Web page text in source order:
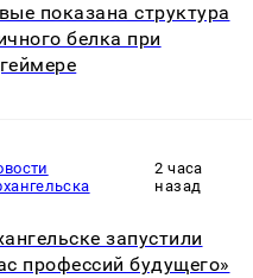
показана структура
белка при
2 часа
назад
запустили
профессий будущего»